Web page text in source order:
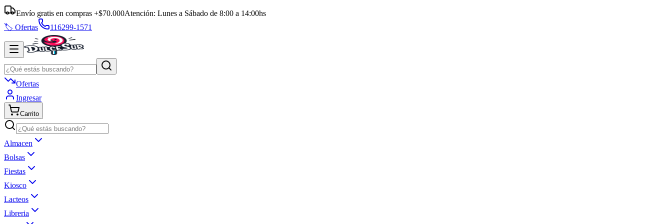
Envío gratis en compras +$70.000Atención: Lunes a Sábado de 8:00 a 14:00hs
🏷️ Ofertas
116299-1571
Ofertas
Ingresar
Carrito
Almacen
Bolsas
Fiestas
Kiosco
Lacteos
Libreria